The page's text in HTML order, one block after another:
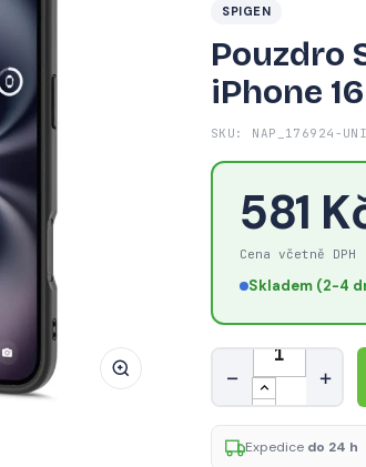
SPIGEN
Pouzdro
iPhone
SKU: NAP_176924-
581
Cena včetně
Skladem (2-4
Množství
− +
Expedice do 24 h